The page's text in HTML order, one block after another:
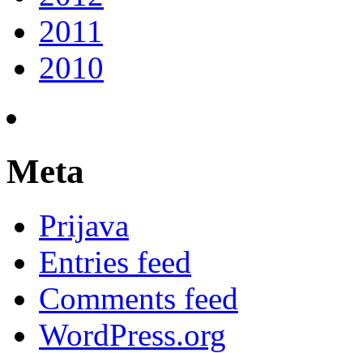
2011
2010
Meta
Prijava
Entries feed
Comments feed
WordPress.org